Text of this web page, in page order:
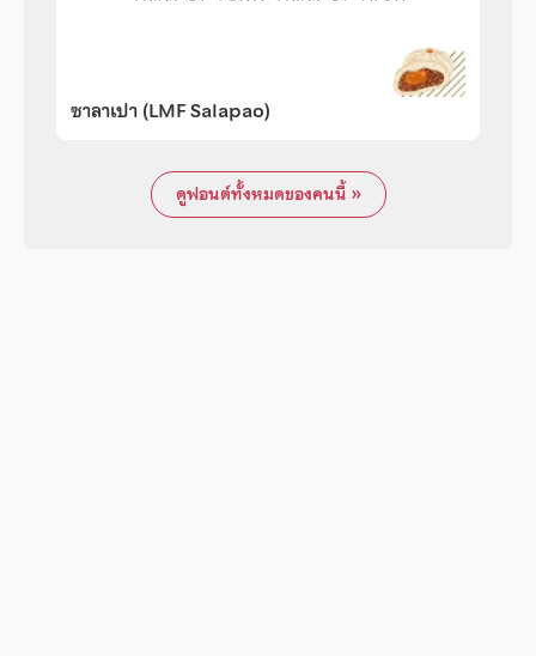
ซาลาเปา (LMF Salapao)
ดูฟอนต์ทั้งหมดของคนนี้ »